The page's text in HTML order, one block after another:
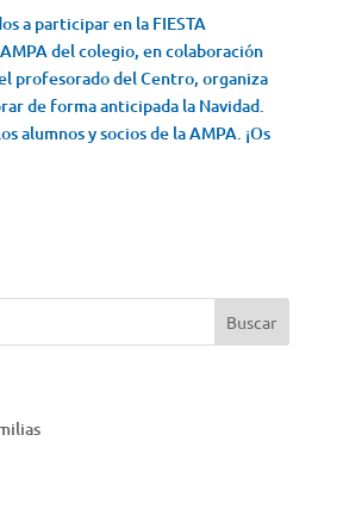
a participar en la FIESTA
del colegio, en colaboración
profesorado del Centro, organiza
de forma anticipada la Navidad.
alumnos y socios de la AMPA. ¡Os